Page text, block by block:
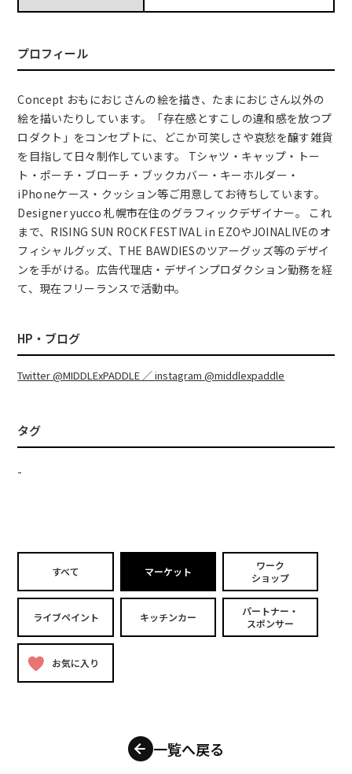
プロフィール
Concept おもにおじさんの絵を描き、たまにおじさん以外の
絵を描いたりしています。「存在感とすこしの違和感を放つプ
ロダクト」をコンセプトに、どこか可笑しさや哀愁を醸す雑貨
を目指して日々制作しています。 Tシャツ・キャップ・トー
ト・ポーチ・ブローチ・ブックカバー・キーホルダー・
iPhoneケース・クッション等ご用意してお待ちしています。
Designer yucco 札幌市在住のグラフィックデザイナー。 これ
まで、RISING SUN ROCK FESTIVAL in EZOやJOINALIVEのオ
フィシャルグッズ、THE BAWDIESのツアーグッズ等のデザイ
ンを手がける。広告代理店・デザインプロダクション勤務を経
て、現在フリーランスで活動中。
HP・ブログ
Twitter @MIDDLExPADDLE ／ instagram @middlexpaddle
タグ
-
すべて マーケット
ワーク
ショップ
ライブペイント キッチンカー
パートナー・
スポンサー
お気に入り
一覧へ戻る